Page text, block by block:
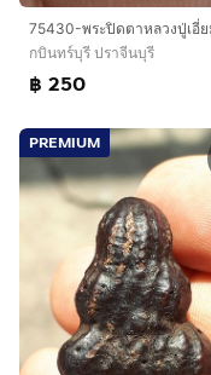
กบินทร์บุรี ปราจีนบุรี
฿ 250
PREMIUM